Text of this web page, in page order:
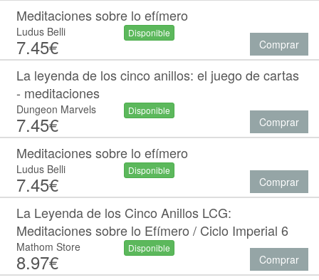
Meditaciones sobre lo efímero
Ludus Belli
7.45€
Disponible
Comprar
La leyenda de los cinco anillos: el juego de cartas
- meditaciones
Dungeon Marvels
7.45€
Disponible
Comprar
Meditaciones sobre lo efímero
Ludus Belli
7.45€
Disponible
Comprar
La Leyenda de los Cinco Anillos LCG:
Meditaciones sobre lo Efímero / Ciclo Imperial 6
Mathom Store
8.97€
Disponible
Comprar